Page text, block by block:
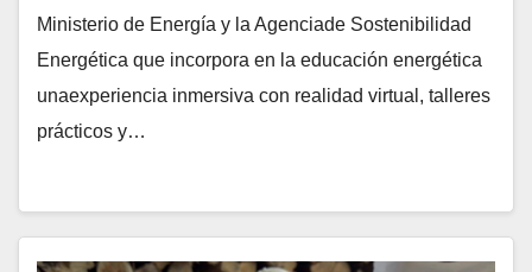
Ministerio de Energía y la Agenciade Sostenibilidad
Energética que incorpora en la educación energética
unaexperiencia inmersiva con realidad virtual, talleres
prácticos y…